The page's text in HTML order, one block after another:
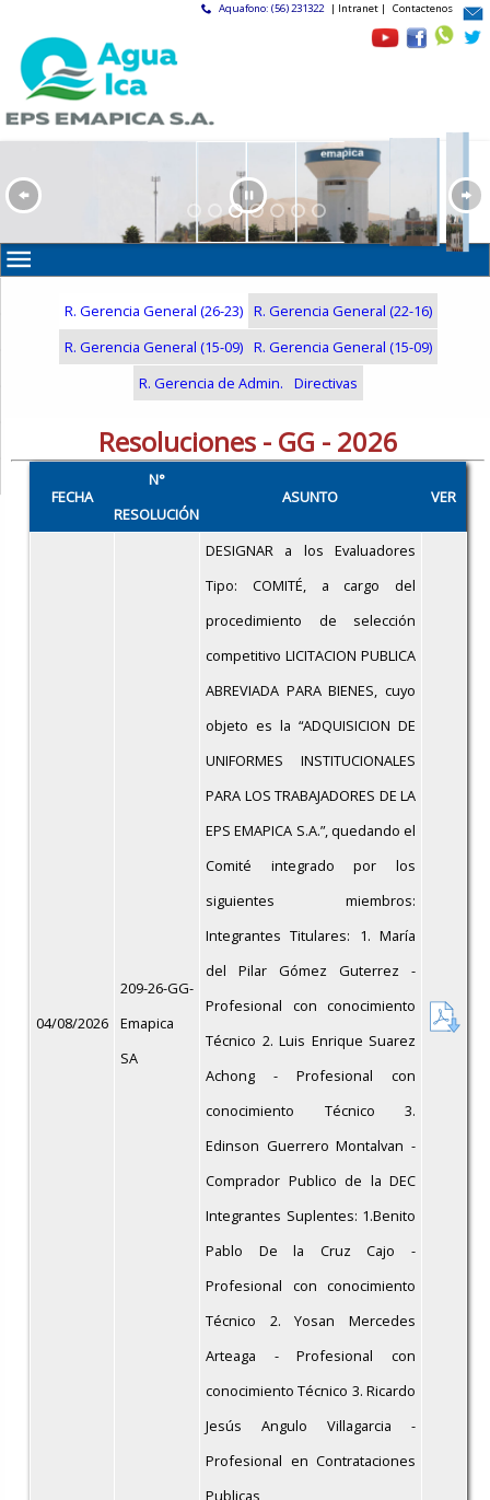
Aquafono: (56) 231322 | Intranet | Contactenos
R. Gerencia General (26-23) R. Gerencia General (22-16)
R. Gerencia General (15-09) R. Gerencia General (15-09)
R. Gerencia de Admin.
Directivas
Resoluciones - GG - 2026
FECHA
N°
RESOLUCIÓN
ASUNTO VER
04/08/2026
209-26-GG-
Emapica
SA
DESIGNAR a los Evaluadores
Tipo: COMITÉ, a cargo del
procedimiento de selección
competitivo LICITACION PUBLICA
ABREVIADA PARA BIENES, cuyo
objeto es la “ADQUISICION DE
UNIFORMES INSTITUCIONALES
PARA LOS TRABAJADORES DE LA
EPS EMAPICA S.A.”, quedando el
Comité integrado por los
siguientes miembros:
Integrantes Titulares: 1. María
del Pilar Gómez Guterrez -
Profesional con conocimiento
Técnico 2. Luis Enrique Suarez
Achong - Profesional con
conocimiento Técnico 3.
Edinson Guerrero Montalvan -
Comprador Publico de la DEC
Integrantes Suplentes: 1.Benito
Pablo De la Cruz Cajo -
Profesional con conocimiento
Técnico 2. Yosan Mercedes
Arteaga - Profesional con
conocimiento Técnico 3. Ricardo
Jesús Angulo Villagarcia -
Profesional en Contrataciones
Publicas